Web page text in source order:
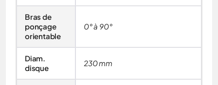
Bras de
ponçage
orientable
0° à 90°
Diam.
disque
230 mm